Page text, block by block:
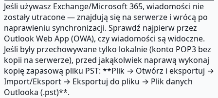
Jeśli używasz Exchange/Microsoft 365, wiadomości nie
zostały utracone — znajdują się na serwerze i wrócą po
naprawieniu synchronizacji. Sprawdź najpierw przez
Outlook Web App (OWA), czy wiadomości są widoczne.
Jeśli były przechowywane tylko lokalnie (konto POP3 bez
kopii na serwerze), przed jakąkolwiek naprawą wykonaj
kopię zapasową pliku PST: **Plik → Otwórz i eksportuj →
Import/Eksport → Eksportuj do pliku → Plik danych
Outlooka (.pst)**.